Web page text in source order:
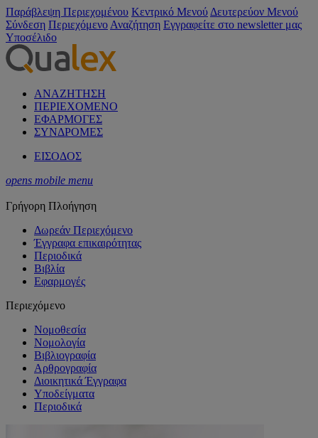
Παράβλεψη Περιεχομένου Κεντρικό Μενού Δευτερεύον Μενού
Σύνδεση Περιεχόμενο Αναζήτηση Εγγραφείτε στο newsletter μας
Υποσέλιδο
ΑΝΑΖΗΤΗΣΗ
ΠΕΡΙΕΧΟΜΕΝΟ
ΕΦΑΡΜΟΓΕΣ
ΣΥΝΔΡΟΜΕΣ
ΕΙΣΟΔΟΣ
opens mobile menu
Γρήγορη Πλοήγηση
Δωρεάν Περιεχόμενο
Έγγραφα επικαιρότητας
Περιοδικά
Βιβλία
Εφαρμογές
Περιεχόμενο
Νομοθεσία
Νομολογία
Βιβλιογραφία
Αρθρογραφία
Διοικητικά Έγγραφα
Υποδείγματα
Περιοδικά